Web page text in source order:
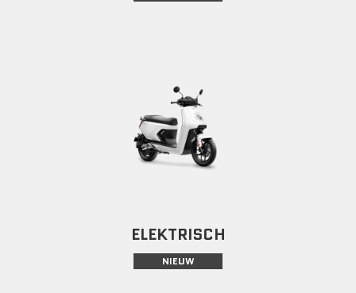
ELEKTRISCH
NIEUW